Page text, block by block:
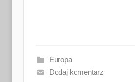
Europa
Dodaj komentarz